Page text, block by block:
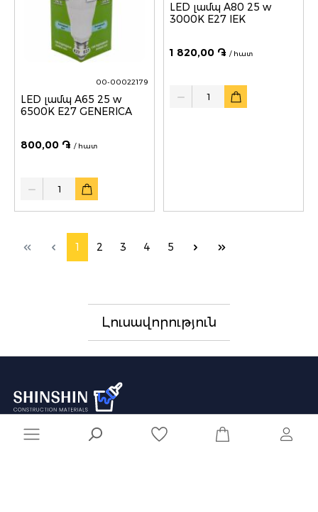
00-00022179
LED լամպ A65 25 w
6500K E27 GENERICA
800,00 ֏ / հատ
Quantity
LED լամպ A80 25 w
3000K E27 IEK
1 820,00 ֏ / հատ
Quantity
1 2 3 4 5
Լուսավորություն